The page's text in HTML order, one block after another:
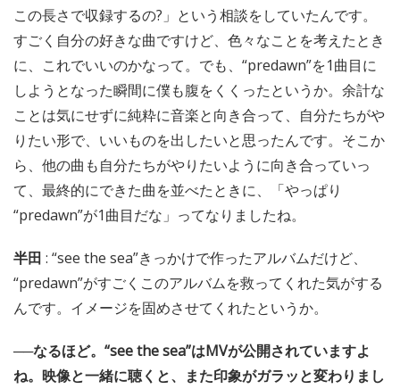
この長さで収録するの?」という相談をしていたんです。
すごく自分の好きな曲ですけど、色々なことを考えたとき
に、これでいいのかなって。でも、“predawn”を1曲目に
しようとなった瞬間に僕も腹をくくったというか。余計な
ことは気にせずに純粋に音楽と向き合って、自分たちがや
りたい形で、いいものを出したいと思ったんです。そこか
ら、他の曲も自分たちがやりたいように向き合っていっ
て、最終的にできた曲を並べたときに、「やっぱり
“predawn”が1曲目だな」ってなりましたね。
半田 : “see the sea”きっかけで作ったアルバムだけど、
“predawn”がすごくこのアルバムを救ってくれた気がする
んです。イメージを固めさせてくれたというか。
──なるほど。“see the sea”はMVが公開されていますよ
ね。映像と一緒に聴くと、また印象がガラッと変わりまし